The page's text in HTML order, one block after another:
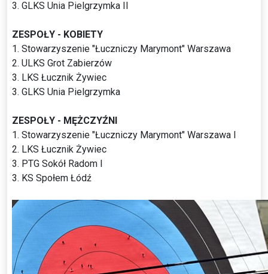
3. GLKS Unia Pielgrzymka II
ZESPOŁY - KOBIETY
1. Stowarzyszenie "Łuczniczy Marymont" Warszawa
2. ULKS Grot Zabierzów
3. LKS Łucznik Żywiec
3. GLKS Unia Pielgrzymka
ZESPOŁY - MĘŻCZYŹNI
1. Stowarzyszenie "Łuczniczy Marymont" Warszawa I
2. LKS Łucznik Żywiec
3. PTG Sokół Radom I
3. KS Społem Łódź